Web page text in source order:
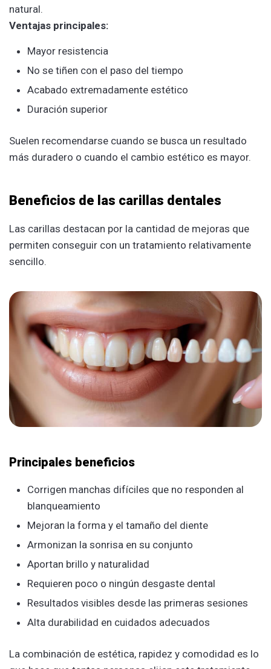
natural.
Ventajas principales:
Mayor resistencia
No se tiñen con el paso del tiempo
Acabado extremadamente estético
Duración superior
Suelen recomendarse cuando se busca un resultado
más duradero o cuando el cambio estético es mayor.
Beneficios de las carillas dentales
Las carillas destacan por la cantidad de mejoras que
permiten conseguir con un tratamiento relativamente
sencillo.
Principales beneficios
Corrigen manchas difíciles que no responden al
blanqueamiento
Mejoran la forma y el tamaño del diente
Armonizan la sonrisa en su conjunto
Aportan brillo y naturalidad
Requieren poco o ningún desgaste dental
Resultados visibles desde las primeras sesiones
Alta durabilidad en cuidados adecuados
La combinación de estética, rapidez y comodidad es lo